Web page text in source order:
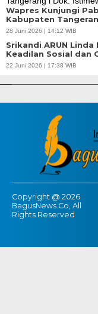
Wapres Kunjungi
Kabupaten
28 Juni 2026 | 14:12 WIB
Srikandi ARUN
Keadilan Sosial dan
22 Juni 2026 | 17:38 WIB
APBD Tahun 2025
Copyright @ 2026
BagusNews.Co, All
Rights Reserved